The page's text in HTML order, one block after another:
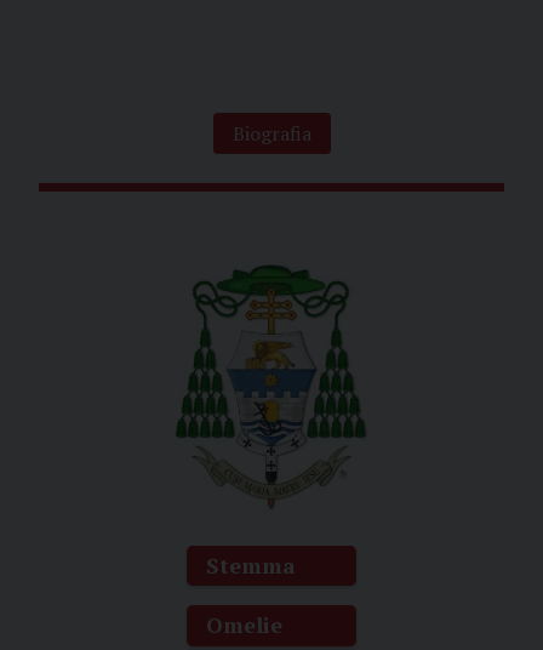
Biografia
Stemma
Omelie